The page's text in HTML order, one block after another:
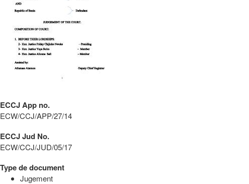
ECCJ App no.
ECW/CCJ/APP/27/14
ECCJ Jud No.
ECW/CCJ/JUD/05/17
Type de document
Jugement